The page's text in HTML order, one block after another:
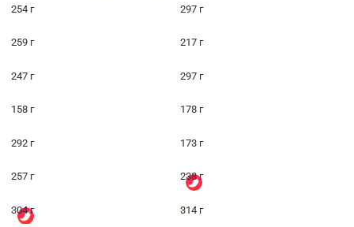
254 г 297 г
259 г 217 г
247 г 297 г
158 г 178 г
292 г 173 г
257 г 238 г
304 г 314 г